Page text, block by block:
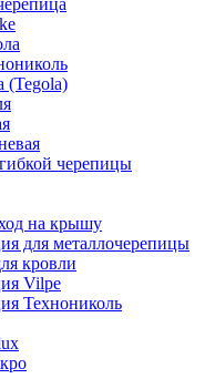
(Tegola)
черепицы
на крышу
для металлочерепицы
кровли
Vilpe
Технониколь